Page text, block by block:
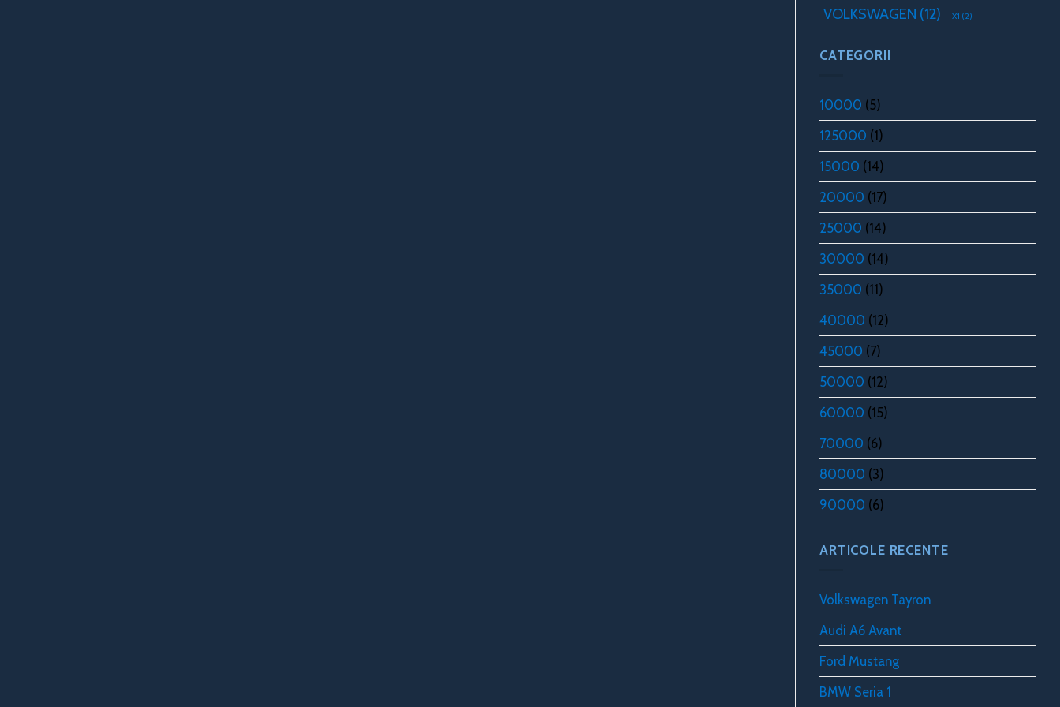
VOLKSWAGEN (12) X1 (2)
CATEGORII
10000 (5)
125000 (1)
15000 (14)
20000 (17)
25000 (14)
30000 (14)
35000 (11)
40000 (12)
45000 (7)
50000 (12)
60000 (15)
70000 (6)
80000 (3)
90000 (6)
ARTICOLE RECENTE
Volkswagen Tayron
Audi A6 Avant
Ford Mustang
BMW Seria 1